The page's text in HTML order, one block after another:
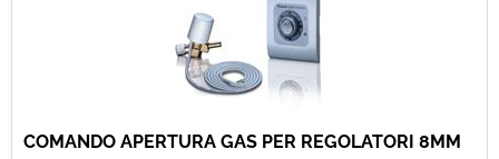
COMANDO APERTURA GAS PER REGOLATORI 8MM